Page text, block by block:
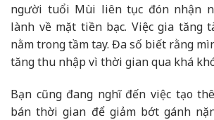
người tuổi Mùi liên tục đón nhận
lành về mặt tiền bạc. Việc gia tăng
nằm trong tầm tay. Đa số biết rằng
tăng thu nhập vì thời gian qua khá
Bạn cũng đang nghĩ đến việc tạo
bán thời gian để giảm bớt gánh